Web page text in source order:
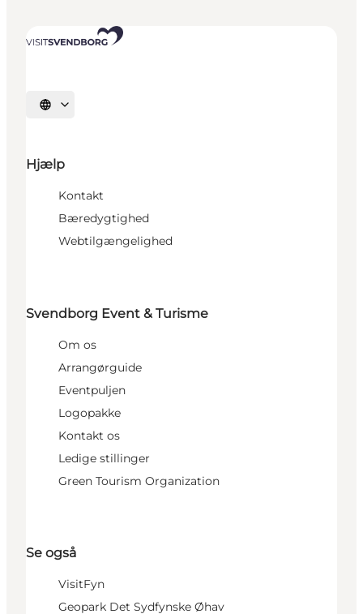
Vælg sprog
Hjælp
Kontakt
Bæredygtighed
Webtilgængelighed
Svendborg Event & Turisme
Om os
Arrangørguide
Eventpuljen
Logopakke
Kontakt os
Ledige stillinger
Green Tourism Organization
Se også
VisitFyn
Geopark Det Sydfynske Øhav